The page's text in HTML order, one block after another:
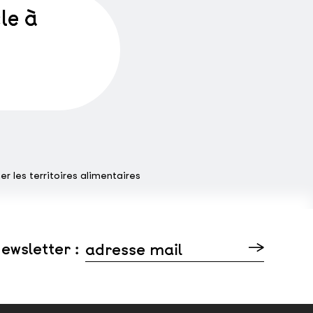
à
les territoires alimentaires
: adresse mail